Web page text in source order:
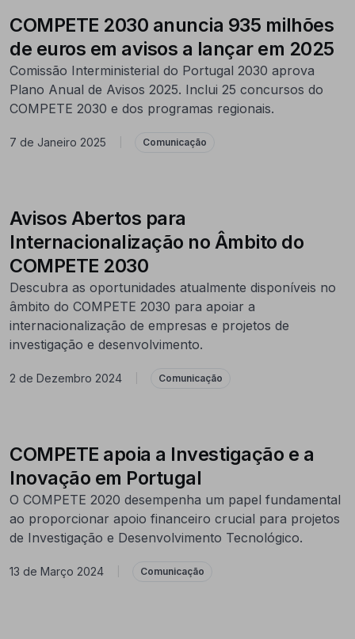
COMPETE 2030 anuncia 935 milhões
de euros em avisos a lançar em 2025
Comissão Interministerial do Portugal 2030 aprova
Plano Anual de Avisos 2025. Inclui 25 concursos do
COMPETE 2030 e dos programas regionais.
7 de Janeiro 2025 Comunicação
Avisos Abertos para
Internacionalização no Âmbito do
COMPETE 2030
Descubra as oportunidades atualmente disponíveis no
âmbito do COMPETE 2030 para apoiar a
internacionalização de empresas e projetos de
investigação e desenvolvimento.
2 de Dezembro 2024 Comunicação
COMPETE apoia a Investigação e a
Inovação em Portugal
O COMPETE 2020 desempenha um papel fundamental
ao proporcionar apoio financeiro crucial para projetos
de Investigação e Desenvolvimento Tecnológico.
13 de Março 2024 Comunicação